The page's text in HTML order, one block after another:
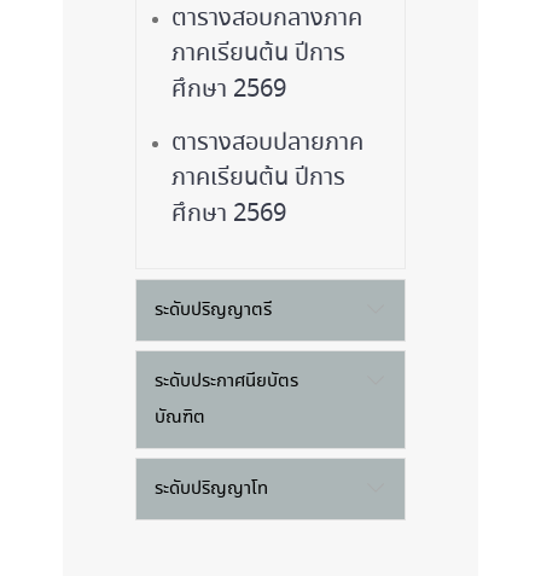
ตารางสอบกลางภาค
ภาคเรียนต้น ปีการ
ศึกษา 2569
ตารางสอบปลายภาค
ภาคเรียนต้น ปีการ
ศึกษา 2569
ระดับปริญญาตรี
ระดับประกาศนียบัตร
บัณฑิต
ระดับปริญญาโท